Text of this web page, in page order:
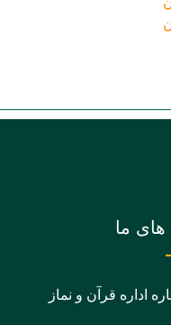
های ما
اداره قرآن و نماز